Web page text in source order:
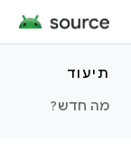
תיעוד
מה חדש?